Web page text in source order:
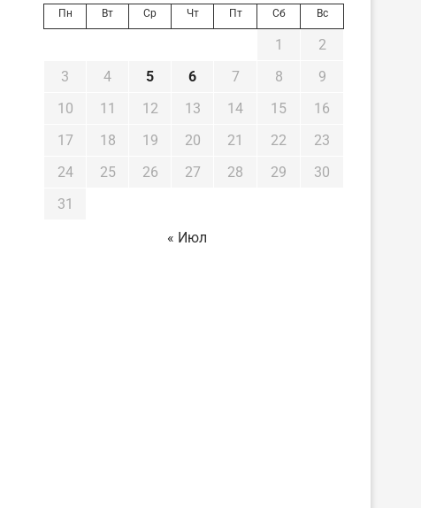
Пн Вт Ср Чт Пт Сб Вс
1
2
3
4 5 6 7 8
9
10
11 12 13 14 15
16
17
18 19 20 21 22
23
24
25 26 27 28 29
30
31
« Июл